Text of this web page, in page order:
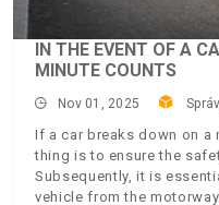
IN THE EVENT OF A
MINUTE COUNTS
Nov 01, 2025
If a car breaks down on a
thing is to ensure the
Subsequently, it is
vehicle from the